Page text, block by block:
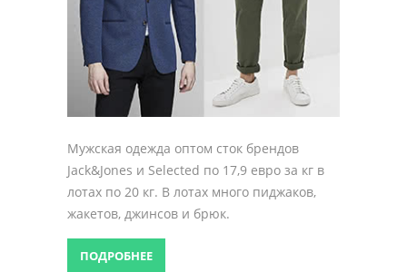
Мужская одежда оптом сток брендов
Jack&Jones и Selected по 17,9 евро за кг в
лотах по 20 кг. В лотах много пиджаков,
жакетов, джинсов и брюк.
ПОДРОБНЕЕ